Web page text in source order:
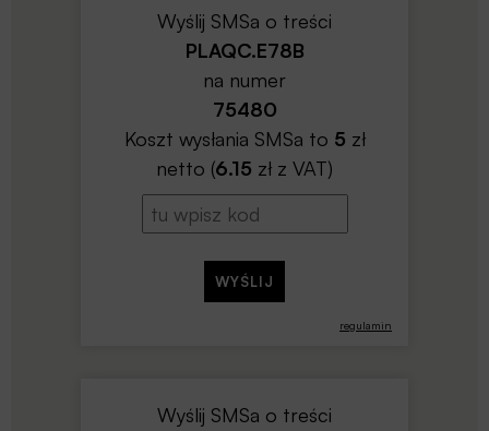
regulamin
Wyślij SMSa o treści
PLAQC.E78B
na numer
75480
Koszt wysłania SMSa to 5 zł
netto (6.15 zł z VAT)
Wyślij SMSa o treści